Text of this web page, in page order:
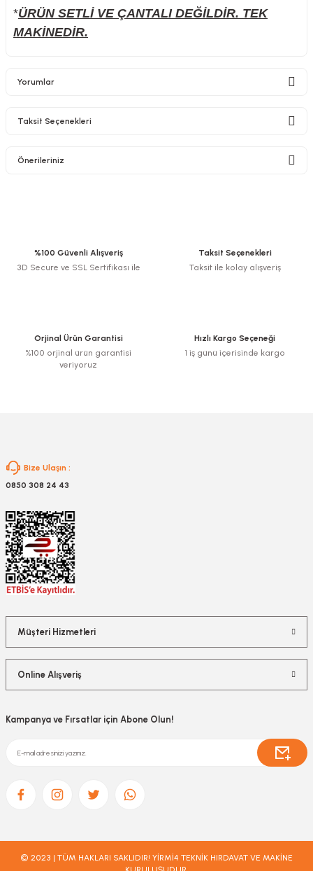
*ÜRÜN SETLİ VE ÇANTALI DEĞİLDİR. TEK
MAKİNEDİR.
Yorumlar
Taksit Seçenekleri
Önerileriniz
Ürün resmi kalitesiz, bozuk veya görüntülenemiyor.
Bu ürüne benzer farklı alternatifler olmalı.
%100 Güvenli Alışveriş
3D Secure ve SSL Sertifikası ile
Taksit Seçenekleri
Taksit ile kolay alışveriş
Orjinal Ürün Garantisi
%100 orjinal ürün garantisi
veriyoruz
Hızlı Kargo Seçeneği
1 iş günü içerisinde kargo
Bize Ulaşın :
0850 308 24 43
Müşteri Hizmetleri
Online Alışveriş
Kampanya ve Fırsatlar için Abone Olun!
© 2023 | TÜM HAKLARI SAKLIDIR! YİRMİ4 TEKNİK HIRDAVAT VE MAKİNE